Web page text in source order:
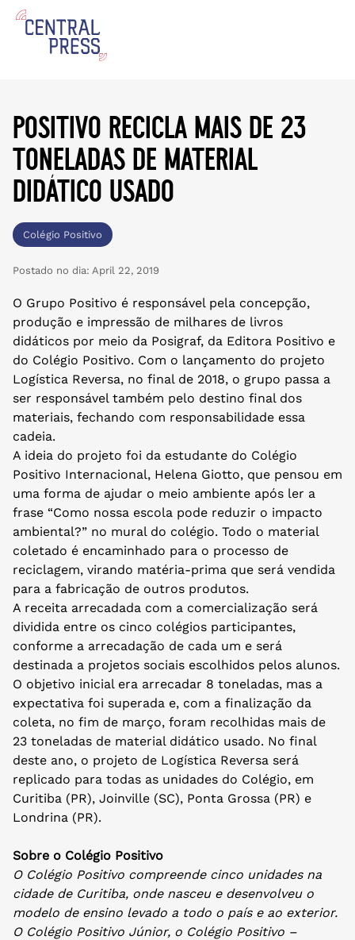
positivo recicla mais de 23
toneladas de material
didático usado
Colégio Positivo
Postado no dia: April 22, 2019
O Grupo Positivo é responsável pela concepção,
produção e impressão de milhares de livros
didáticos por meio da Posigraf, da Editora Positivo e
do Colégio Positivo. Com o lançamento do projeto
Logística Reversa, no final de 2018, o grupo passa a
ser responsável também pelo destino final dos
materiais, fechando com responsabilidade essa
cadeia.
A ideia do projeto foi da estudante do Colégio
Positivo Internacional, Helena Giotto, que pensou em
uma forma de ajudar o meio ambiente após ler a
frase “Como nossa escola pode reduzir o impacto
ambiental?” no mural do colégio. Todo o material
coletado é encaminhado para o processo de
reciclagem, virando matéria-prima que será vendida
para a fabricação de outros produtos.
A receita arrecadada com a comercialização será
dividida entre os cinco colégios participantes,
conforme a arrecadação de cada um e será
destinada a projetos sociais escolhidos pelos alunos.
O objetivo inicial era arrecadar 8 toneladas, mas a
expectativa foi superada e, com a finalização da
coleta, no fim de março, foram recolhidas mais de
23 toneladas de material didático usado. No final
deste ano, o projeto de Logística Reversa será
replicado para todas as unidades do Colégio, em
Curitiba (PR), Joinville (SC), Ponta Grossa (PR) e
Londrina (PR).
Sobre o Colégio Positivo
O Colégio Positivo compreende cinco unidades na
cidade de Curitiba, onde nasceu e desenvolveu o
modelo de ensino levado a todo o país e ao exterior.
O Colégio Positivo Júnior, o Colégio Positivo –